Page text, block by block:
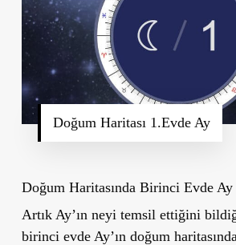
Doğum Haritası 1.Evde Ay
Doğum Haritasında Birinci Evde Ay
Artık Ay’ın neyi temsil ettiğini
birinci evde Ay’ın doğum